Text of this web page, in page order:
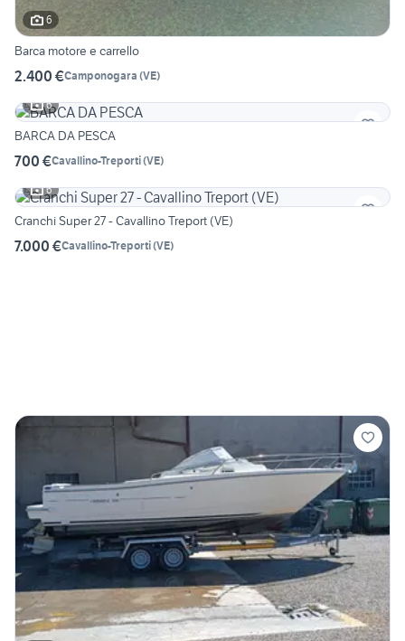
6
Barca motore e carrello
2.400 €Camponogara (VE)
6
BARCA DA PESCA
700 €Cavallino-Treporti(VE)
6
Cranchi Super 27 - Cavallino Treport (VE)
7.000 €Cavallino-Treporti(VE)